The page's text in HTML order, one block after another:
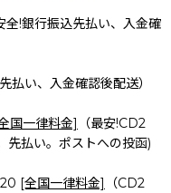
全!銀行振込先払い、入金確
払い、入金確認後配送）
国一律料金]
（最安!CD2
先払い。ポストへの投函)
[全国一律料金]
（CD2